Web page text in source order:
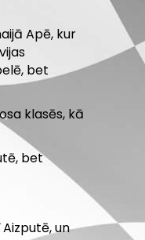
Apē, kur
bet
klasēs, kā
bet
un